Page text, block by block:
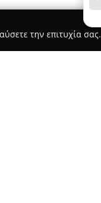
την επιτυχία σας.